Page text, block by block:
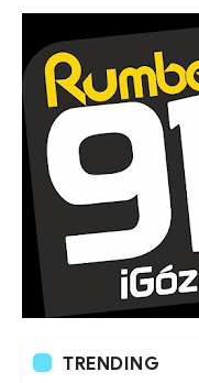
TRENDING